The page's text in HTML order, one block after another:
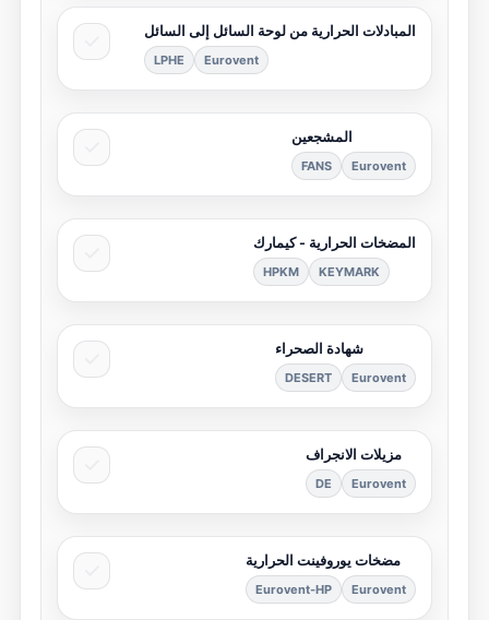
المبادلات الحرارية من لوحة السائل إلى السائل
Eurovent
LPHE
المشجعين
Eurovent
FANS
المضخات الحرارية - كيمارك
KEYMARK
HPKM
شهادة الصحراء
Eurovent
DESERT
مزيلات الانجراف
Eurovent
DE
مضخات يوروفينت الحرارية
Eurovent
Eurovent-HP